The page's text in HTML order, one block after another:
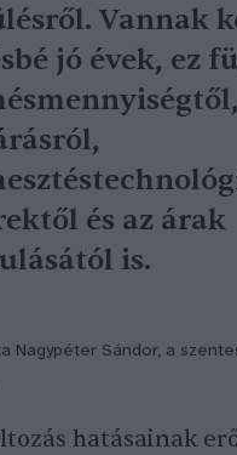
Vannak
jó évek, ez
és az árak
is.
Nagypéter Sándor, a
hatásainak